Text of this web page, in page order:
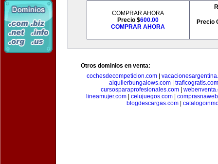
COMPRAR AHORA
Precio $600.00
COMPRAR AHORA
Precio
Otros dominios en venta:
cochesdecompeticion.com
alquilerbungalows.com| traficogratis.com
cursosparaprofesionales.com|
lineamujer.com| celujuegos.com|
blogdescargas.com|